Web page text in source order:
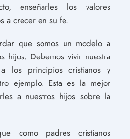
enseñarles los valores
a crecer en su fe.
que somos un modelo a
hijos. Debemos vivir nuestra
los principios cristianos y
ejemplo. Esta es la mejor
a nuestros hijos sobre la
como padres cristianos